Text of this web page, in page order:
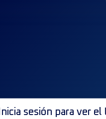
Inicia sesión para ver